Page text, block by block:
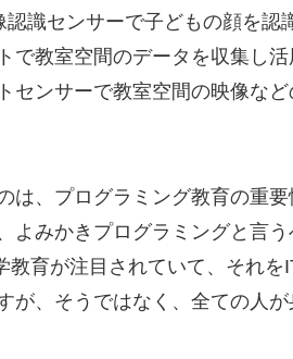
認識センサーで子どもの顔を
で教室空間のデータを収集し
センサーで教室空間の映像な
は、プログラミング教育の重
よみかきプログラミングと言
教育が注目されていて、それ
が、そうではなく、全ての人